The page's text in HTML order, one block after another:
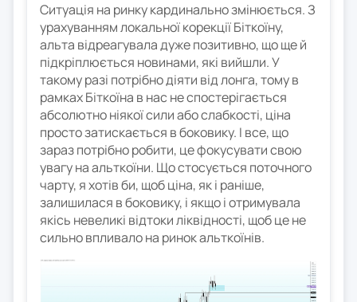
Ситуація на ринку кардинально змінюється. З
урахуванням локальної корекції Біткоїну,
альта відреагувала дуже позитивно, що ще й
підкріплюється новинами, які вийшли. У
такому разі потрібно діяти від лонга, тому в
рамках Біткоїна в нас не спостерігається
абсолютно ніякої сили або слабкості, ціна
просто затискається в боковику. І все, що
зараз потрібно робити, це фокусувати свою
увагу на альткоїни. Що стосується поточного
чарту, я хотів би, щоб ціна, як і раніше,
залишилася в боковику, і якщо і отримувала
якісь невеликі відтоки ліквідності, щоб це не
сильно впливало на ринок альткоїнів.